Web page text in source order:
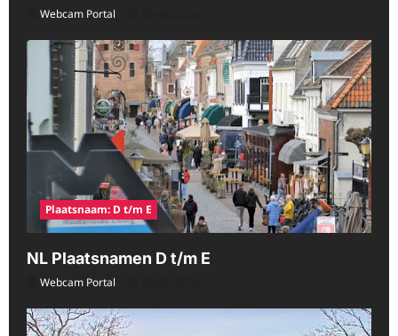
Webcam Portal
Plaatsnaam: D t/m E
NL Plaatsnamen D t/m E
Webcam Portal